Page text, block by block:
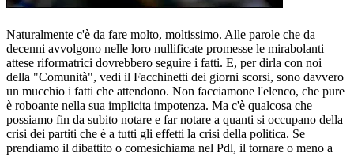
Naturalmente c'è da fare molto, moltissimo. Alle parole che da
decenni avvolgono nelle loro nullificate promesse le mirabolanti
attese riformatrici dovrebbero seguire i fatti. E, per dirla con noi
della "Comunità", vedi il Facchinetti dei giorni scorsi, sono davvero
un mucchio i fatti che attendono. Non facciamone l'elenco, che pure
è roboante nella sua implicita impotenza. Ma c'è qualcosa che
possiamo fin da subito notare e far notare a quanti si occupano della
crisi dei partiti che è a tutti gli effetti la crisi della politica. Se
prendiamo il dibattito o comesichiama nel Pdl, il tornare o meno a